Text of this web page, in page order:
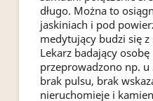
długo. Można to
jaskiniach i pod
medytujący budzi się
Lekarz badający
przeprowadzono np. u
brak pulsu, brak
nieruchomieje i